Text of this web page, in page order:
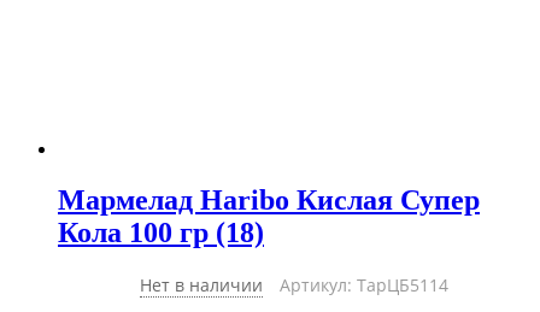
Мармелад Haribo Кислая Супер
Кола 100 гр (18)
Нет в наличии Артикул: ТарЦБ5114